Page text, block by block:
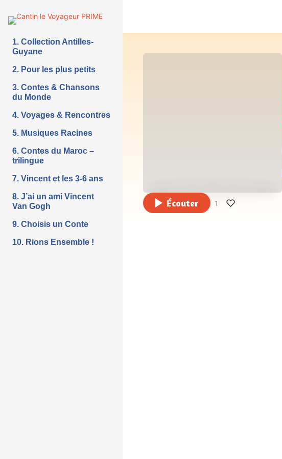
1. Collection Antilles-
Guyane
2. Pour les plus petits
3. Contes & Chansons
du Monde
4. Voyages & Rencontres
5. Musiques Racines
6. Contes du Maroc –
trilingue
7. Vincent et les 3-6 ans
8. J’ai un ami Vincent
Van Gogh
9. Choisis un Conte
10. Rions Ensemble !
Écouter 1